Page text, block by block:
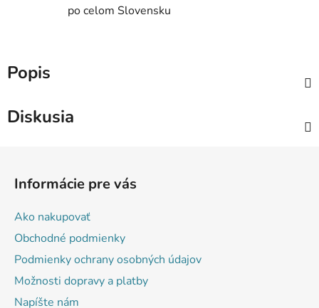
po celom Slovensku
Popis
Diskusia
Informácie pre vás
Ako nakupovať
Obchodné podmienky
Podmienky ochrany osobných údajov
Možnosti dopravy a platby
Napíšte nám